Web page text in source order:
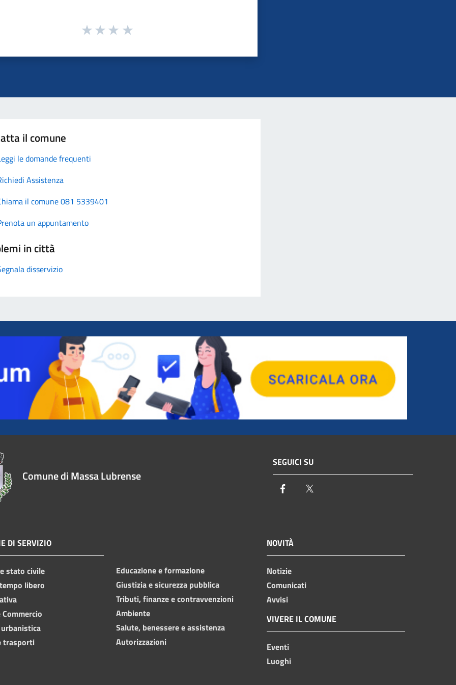
il comune
le domande frequenti
Assistenza
il comune 081 5339401
un appuntamento
in città
disservizio
Comune di Massa Lubrense
SEGUICI SU
Facebook
DI SERVIZIO
stato civile
libero
trasporti
Educazione e formazione
Giustizia e sicurezza pubblica
Tributi, finanze e contravvenzioni
Ambiente
Salute, benessere e assistenza
Autorizzazioni
NOVITÀ
Notizie
Comunicati
Avvisi
VIVERE IL COMUNE
Eventi
Luoghi